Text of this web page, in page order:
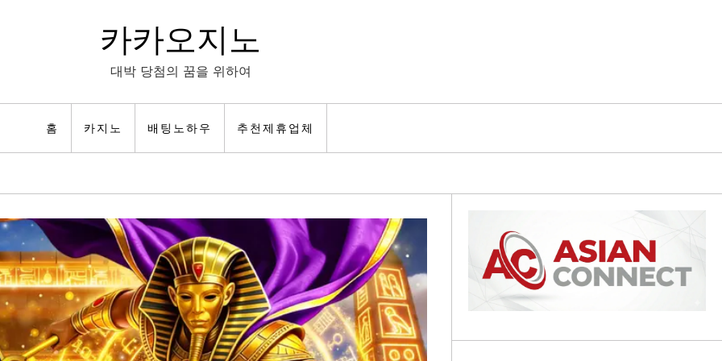
카카오지노
대박 당첨의 꿈을 위하여
홈 카지노 배팅노하우 추천제휴업체